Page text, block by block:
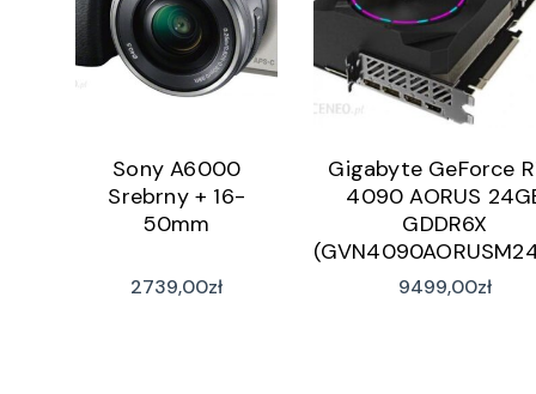
Sony A6000
Srebrny + 16-
50mm
2739,00zł
Gigabyte GeForce
4090 AORUS
GDDR6X
9499,00zł